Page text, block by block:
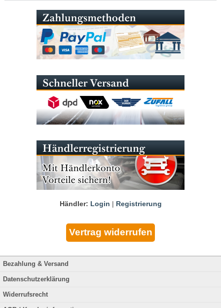
Händler: Login | Registrierung
Bezahlung & Versand
Datenschutzerklärung
Widerrufsrecht